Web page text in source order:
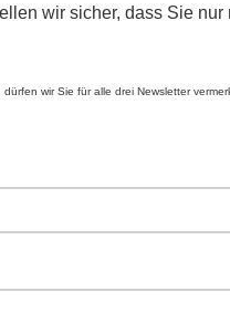
wir sicher, dass Sie
wir Sie für alle drei Newsletter